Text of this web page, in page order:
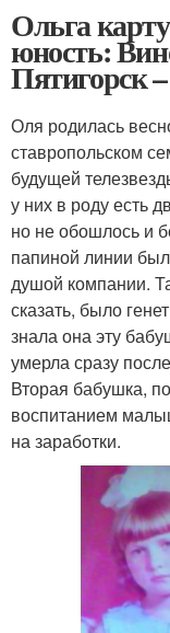
Ольга
юность:
Пятигорск
Оля родилась
ставропольском
будущей
у них в роду есть
но не обошлось и
папиной линии
душой компании.
сказать, было
знала она эту
умерла сразу
Вторая бабушка,
воспитанием
на заработки.